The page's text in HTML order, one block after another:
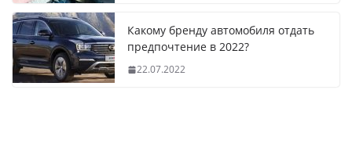
Какому бренду автомобиля отдать
предпочтение в 2022?
22.07.2022